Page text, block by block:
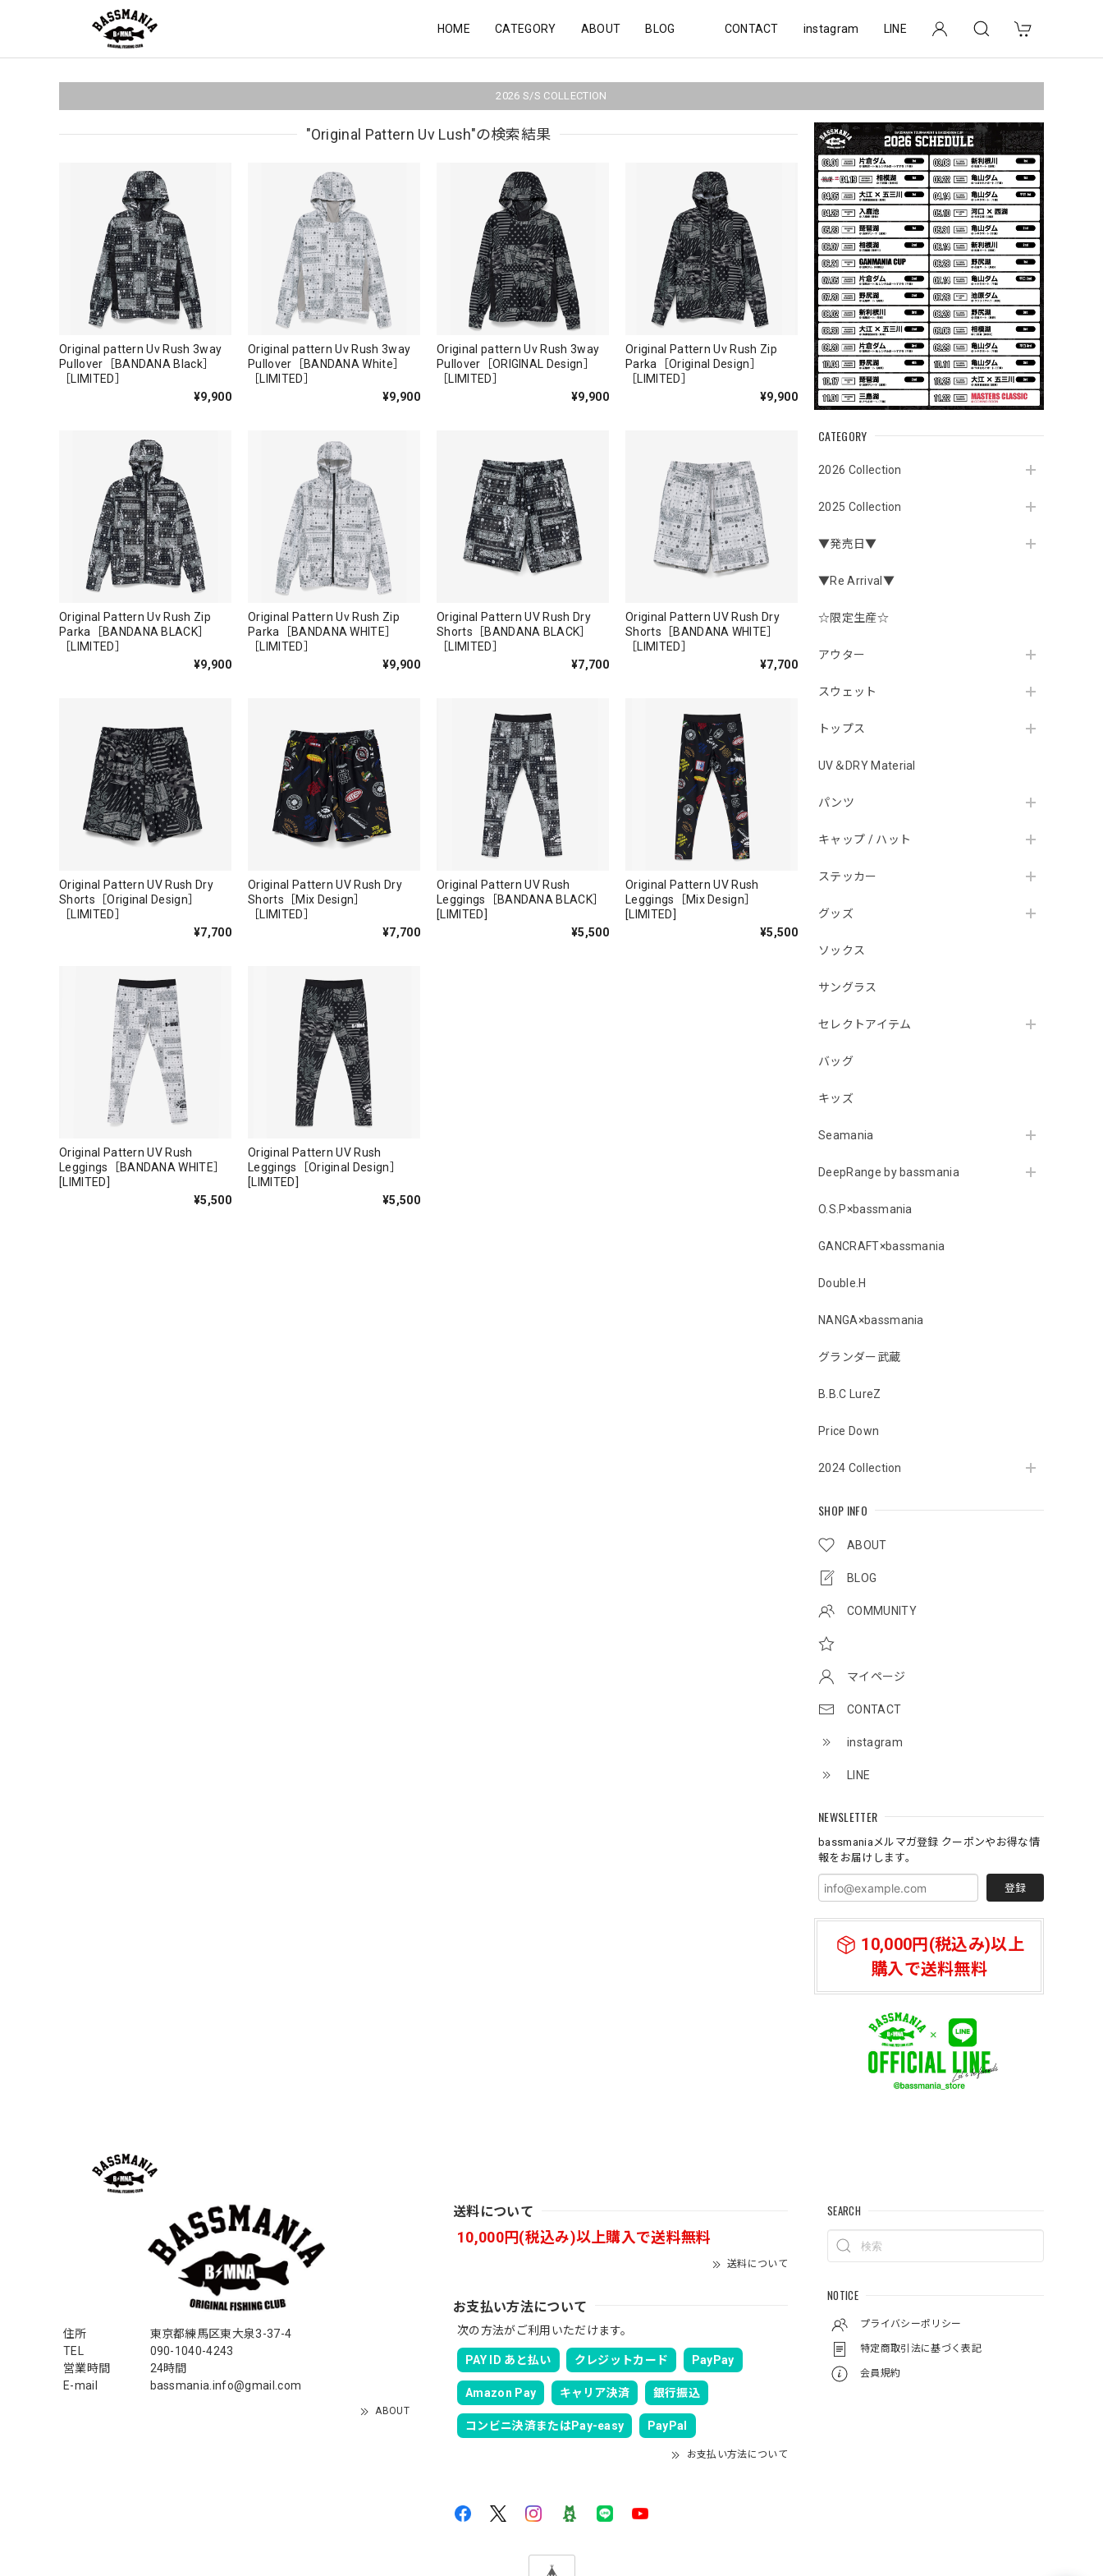
HOME CATEGORY ABOUT BLOG CONTACT instagram LINE
2026 S/S COLLECTION
CATEGORY
2026 Collection
2025 Collection
▼発売日▼
▼Re Arrival▼
☆限定生産☆
アウター
スウェット
トップス
UV＆DRY Material
パンツ
キャップ / ハット
ステッカー
グッズ
ソックス
サングラス
セレクトアイテム
バッグ
キッズ
Seamania
DeepRange by bassmania
O.S.P×bassmania
GANCRAFT×bassmania
Double.H
NANGA×bassmania
グランダー武蔵
B.B.C LureZ
Price Down
2024 Collection
SHOP INFO
ABOUT
BLOG
COMMUNITY
マイページ
CONTACT
instagram
LINE
NEWSLETTER
bassmaniaメルマガ登録 クーポンやお得な情
報をお届けします。
登録
10,000円(税込み)以上
購入で送料無料
"Original Pattern Uv Lush"の検索結果
Original pattern Uv Rush 3way
Pullover［BANDANA Black］
［LIMITED］
¥9,900
Original pattern Uv Rush 3way
Pullover［BANDANA White］
［LIMITED］
¥9,900
Original pattern Uv Rush 3way
Pullover［ORIGINAL Design］
［LIMITED］
¥9,900
Original Pattern Uv Rush Zip
Parka［Original Design］
［LIMITED］
¥9,900
Original Pattern Uv Rush Zip
Parka［BANDANA BLACK］
［LIMITED］
¥9,900
Original Pattern Uv Rush Zip
Parka［BANDANA WHITE］
［LIMITED］
¥9,900
Original Pattern UV Rush Dry
Shorts［BANDANA BLACK］
［LIMITED］
¥7,700
Original Pattern UV Rush Dry
Shorts［BANDANA WHITE］
［LIMITED］
¥7,700
Original Pattern UV Rush Dry
Shorts［Original Design］
［LIMITED］
¥7,700
Original Pattern UV Rush Dry
Shorts［Mix Design］
［LIMITED］
¥7,700
Original Pattern UV Rush
Leggings［BANDANA BLACK］
[LIMITED]
¥5,500
Original Pattern UV Rush
Leggings［Mix Design］
[LIMITED]
¥5,500
Original Pattern UV Rush
Leggings［BANDANA WHITE］
[LIMITED]
¥5,500
Original Pattern UV Rush
Leggings［Original Design］
[LIMITED]
¥5,500
住所
東京都練馬区東大泉3-37-4
TEL
090-1040-4243
営業時間
24時間
E-mail
bassmania.info@gmail.com
ABOUT
送料について
10,000円(税込み)以上購入で送料無料
送料について
お支払い方法について
次の方法がご利用いただけます。
PAY ID あと払い クレジットカード PayPay
Amazon Pay キャリア決済 銀行振込
コンビニ決済またはPay-easy PayPal
お支払い方法について
SEARCH
NOTICE
プライバシーポリシー
特定商取引法に基づく表記
会員規約